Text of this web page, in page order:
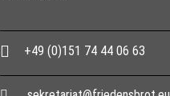
+49 (0)151 74 44 06 63